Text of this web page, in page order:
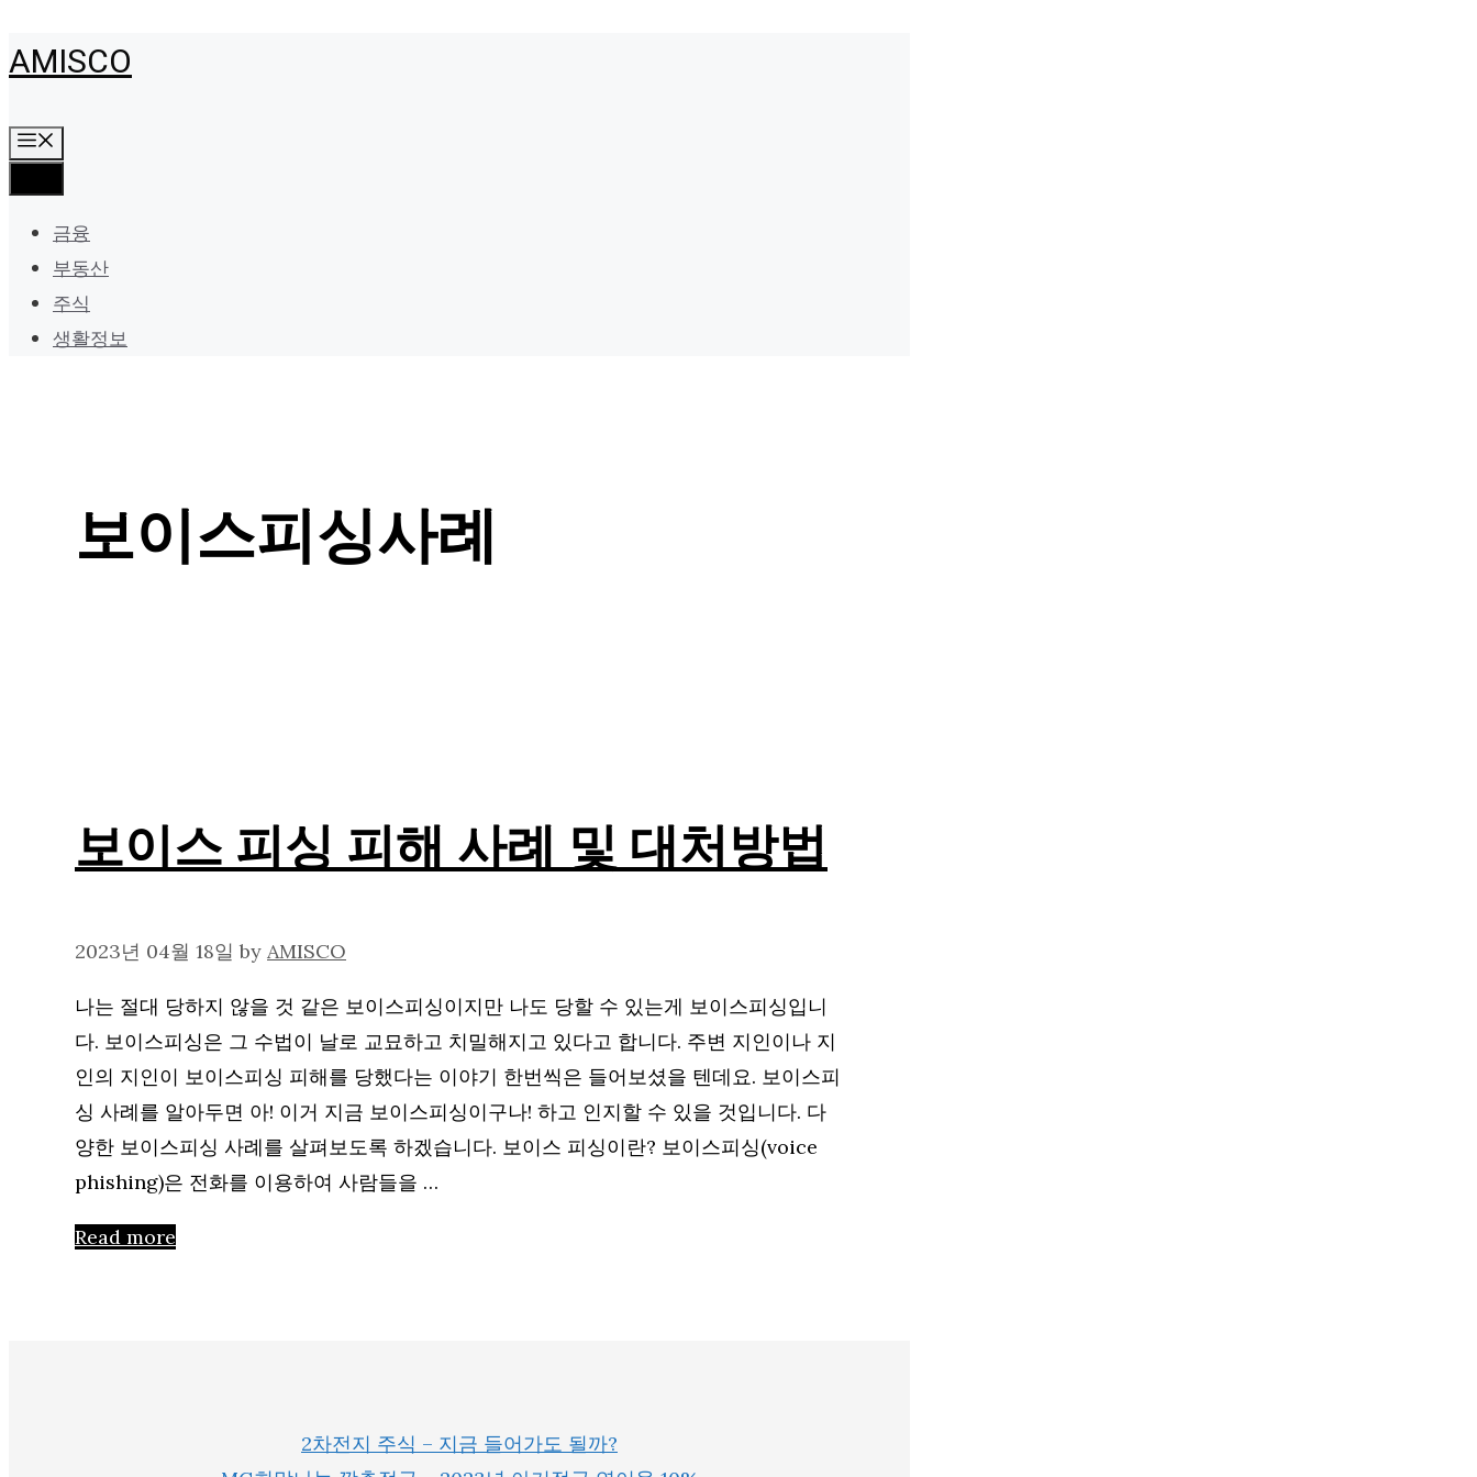
Skip
to
AMISCO
금융
부동산
주식
생활정보
보이스피싱사례
보이스 피싱 피해 사례 및 대처방법
2023년 04월 18일 by AMISCO
나는 절대 당하지 않을 것 같은 보이스피싱이지만 나도 당할 수 있는게 보이스피싱입니
다. 보이스피싱은 그 수법이 날로 교묘하고 치밀해지고 있다고 합니다. 주변 지인이나 지
인의 지인이 보이스피싱 피해를 당했다는 이야기 한번씩은 들어보셨을 텐데요. 보이스피
싱 사례를 알아두면 아! 이거 지금 보이스피싱이구나! 하고 인지할 수 있을 것입니다. 다
양한 보이스피싱 사례를 살펴보도록 하겠습니다. 보이스 피싱이란? 보이스피싱(voice
phishing)은 전화를 이용하여 사람들을 …
Read more
2차전지 주식 – 지금 들어가도 될까?